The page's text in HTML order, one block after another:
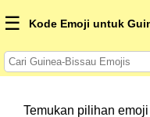
☰ Kode Emoji untuk
Temukan pilihan